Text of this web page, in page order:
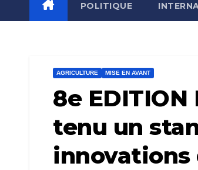
POLITIQUE
AGRICULTURE MISE EN AVANT
8e EDITION
tenu un
innovations